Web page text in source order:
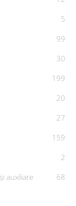
5
99
30
199
20
27
159
2
auxiliare
68